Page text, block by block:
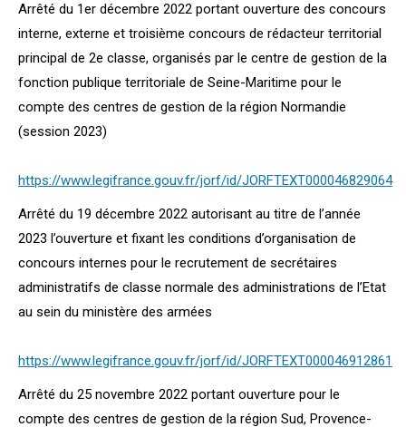
Arrêté du 1er décembre 2022 portant ouverture des concours
interne, externe et troisième concours de rédacteur territorial
principal de 2e classe, organisés par le centre de gestion de la
fonction publique territoriale de Seine-Maritime pour le
compte des centres de gestion de la région Normandie
(session 2023)
https://www.legifrance.gouv.fr/jorf/id/JORFTEXT000046829064
Arrêté du 19 décembre 2022 autorisant au titre de l’année
2023 l’ouverture et fixant les conditions d’organisation de
concours internes pour le recrutement de secrétaires
administratifs de classe normale des administrations de l’Etat
au sein du ministère des armées
https://www.legifrance.gouv.fr/jorf/id/JORFTEXT000046912861
Arrêté du 25 novembre 2022 portant ouverture pour le
compte des centres de gestion de la région Sud, Provence-